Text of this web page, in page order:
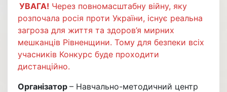
УВАГА! Через повномасштабну війну, яку
розпочала росія проти України, існує реальна
загроза для життя та здоров’я мирних
мешканців Рівненщини. Тому для безпеки всіх
учасників Конкурс буде проходити
дистанційно.
Організатор – Навчально-методичний центр